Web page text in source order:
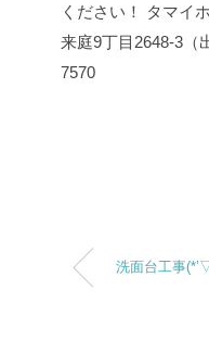
ください！
タマイ
来庭9丁目2648-3（
7570
洗面台工事